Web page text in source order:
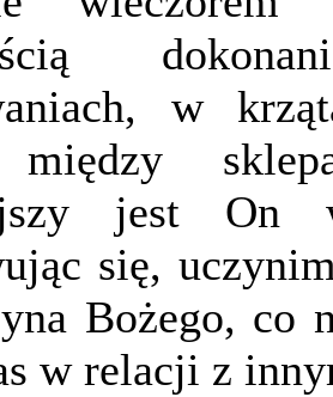
w
między
jest
się,
Bożego, co
w relacji z